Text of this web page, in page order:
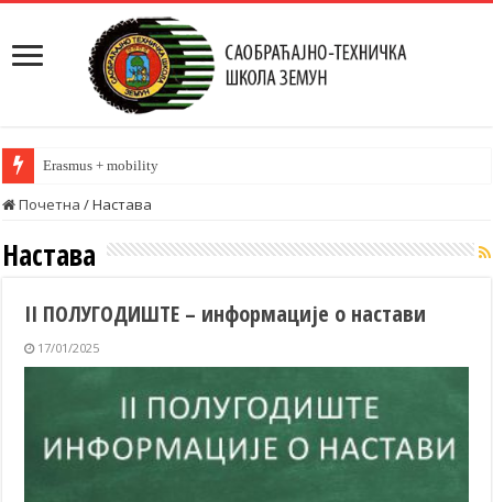
Erasmus + mobility
Почетна /Настава
Настава
II ПОЛУГОДИШТЕ – информације о настави
17/01/2025